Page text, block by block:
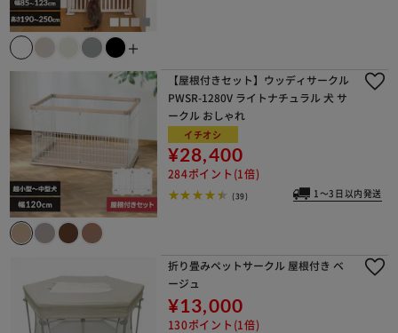
＋
【屋根付きセット】ウッディサークル
PWSR-1280V ライトナチュラル 犬 サ
ークル おしゃれ
イチオシ
¥28,400
284ポイント(1倍)
(39) 1～3日以内発送
折り畳みペットサークル 屋根付き ベ
ージュ
¥13,000
130ポイント(1倍)